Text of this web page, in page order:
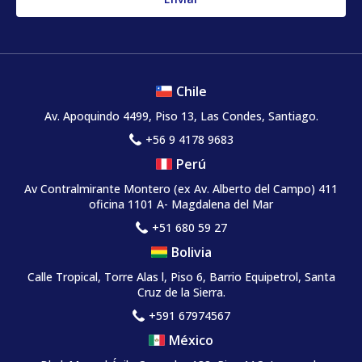
Chile
Av. Apoquindo 4499, Piso 13, Las Condes, Santiago.
+56 9 4178 9683
Perú
Av Contralmirante Montero (ex Av. Alberto del Campo) 411
oficina 1101 A- Magdalena del Mar
+51 680 59 27
Bolivia
Calle Tropical, Torre Alas l, Piso 6, Barrio Equipetrol, Santa
Cruz de la Sierra.
+591 67974567
México